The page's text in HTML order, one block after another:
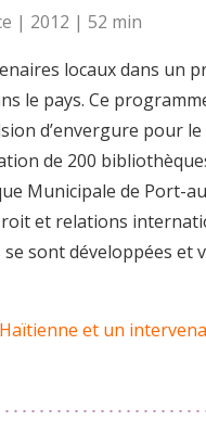
| 2012 | 52 min
locaux dans un
le pays. Ce
d’envergure pour
de 200
Municipale de Port-
et relations
sont développées et
et un